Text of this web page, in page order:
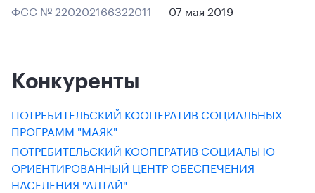
ФСС № 220202166322011
07 мая 2019
Конкуренты
ПОТРЕБИТЕЛЬСКИЙ КООПЕРАТИВ СОЦИАЛЬНЫХ
ПРОГРАММ "МАЯК"
ПОТРЕБИТЕЛЬСКИЙ КООПЕРАТИВ СОЦИАЛЬНО
ОРИЕНТИРОВАННЫЙ ЦЕНТР ОБЕСПЕЧЕНИЯ
НАСЕЛЕНИЯ "АЛТАЙ"